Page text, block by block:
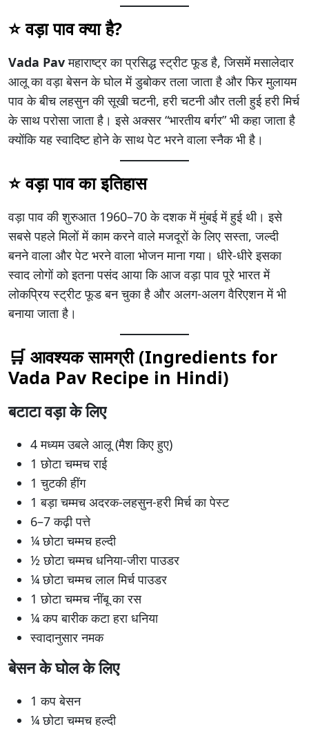
⭐ वड़ा पाव क्या है?
Vada Pavमहाराष्ट्र का प्रसिद्ध स्ट्रीट फूड है, जिसमें मसालेदार
आलू का वड़ा बेसन के घोल में डुबोकर तला जाता है और फिर मुलायम
पाव के बीच लहसुन की सूखी चटनी, हरी चटनी और तली हुई हरी मिर्च
के साथ परोसा जाता है। इसे अक्सर “भारतीय बर्गर” भी कहा जाता है
क्योंकि यह स्वादिष्ट होने के साथ पेट भरने वाला स्नैक भी है।
⭐ वड़ा पाव का इतिहास
वड़ा पाव की शुरुआत 1960–70 के दशक में मुंबई में हुई थी। इसे
सबसे पहले मिलों में काम करने वाले मजदूरों के लिए सस्ता, जल्दी
बनने वाला और पेट भरने वाला भोजन माना गया। धीरे-धीरे इसका
स्वाद लोगों को इतना पसंद आया कि आज वड़ा पाव पूरे भारत में
लोकप्रिय स्ट्रीट फूड बन चुका है और अलग-अलग वैरिएशन में भी
बनाया जाता है।
🛒 आवश्यक सामग्री (Ingredients for
Vada Pav Recipe in Hindi)
बटाटा वड़ा के लिए
4 मध्यम उबले आलू (मैश किए हुए)
1 छोटा चम्मच राई
1 चुटकी हींग
1 बड़ा चम्मच अदरक-लहसुन-हरी मिर्च का पेस्ट
6–7 कढ़ी पत्ते
¼ छोटा चम्मच हल्दी
½ छोटा चम्मच धनिया-जीरा पाउडर
¼ छोटा चम्मच लाल मिर्च पाउडर
1 छोटा चम्मच नींबू का रस
¼ कप बारीक कटा हरा धनिया
स्वादानुसार नमक
बेसन के घोल के लिए
1 कप बेसन
¼ छोटा चम्मच हल्दी